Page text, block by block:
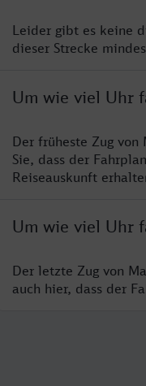
Leider gibt es keine
dieser Strecke
Um wie viel Uhr
Der früheste Zug
Sie, dass der
Reiseauskunft
Um wie viel Uhr
Der letzte Zug von
auch hier, dass der